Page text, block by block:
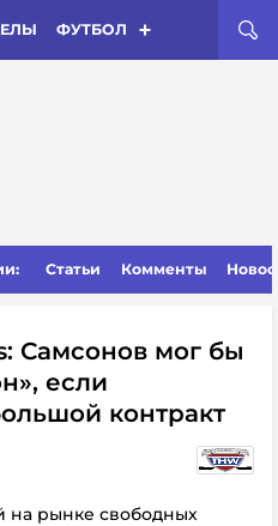
ФУТБОЛ
Статьи Комменты
Самсонов мог бы
если
контракт
на рынке свободных